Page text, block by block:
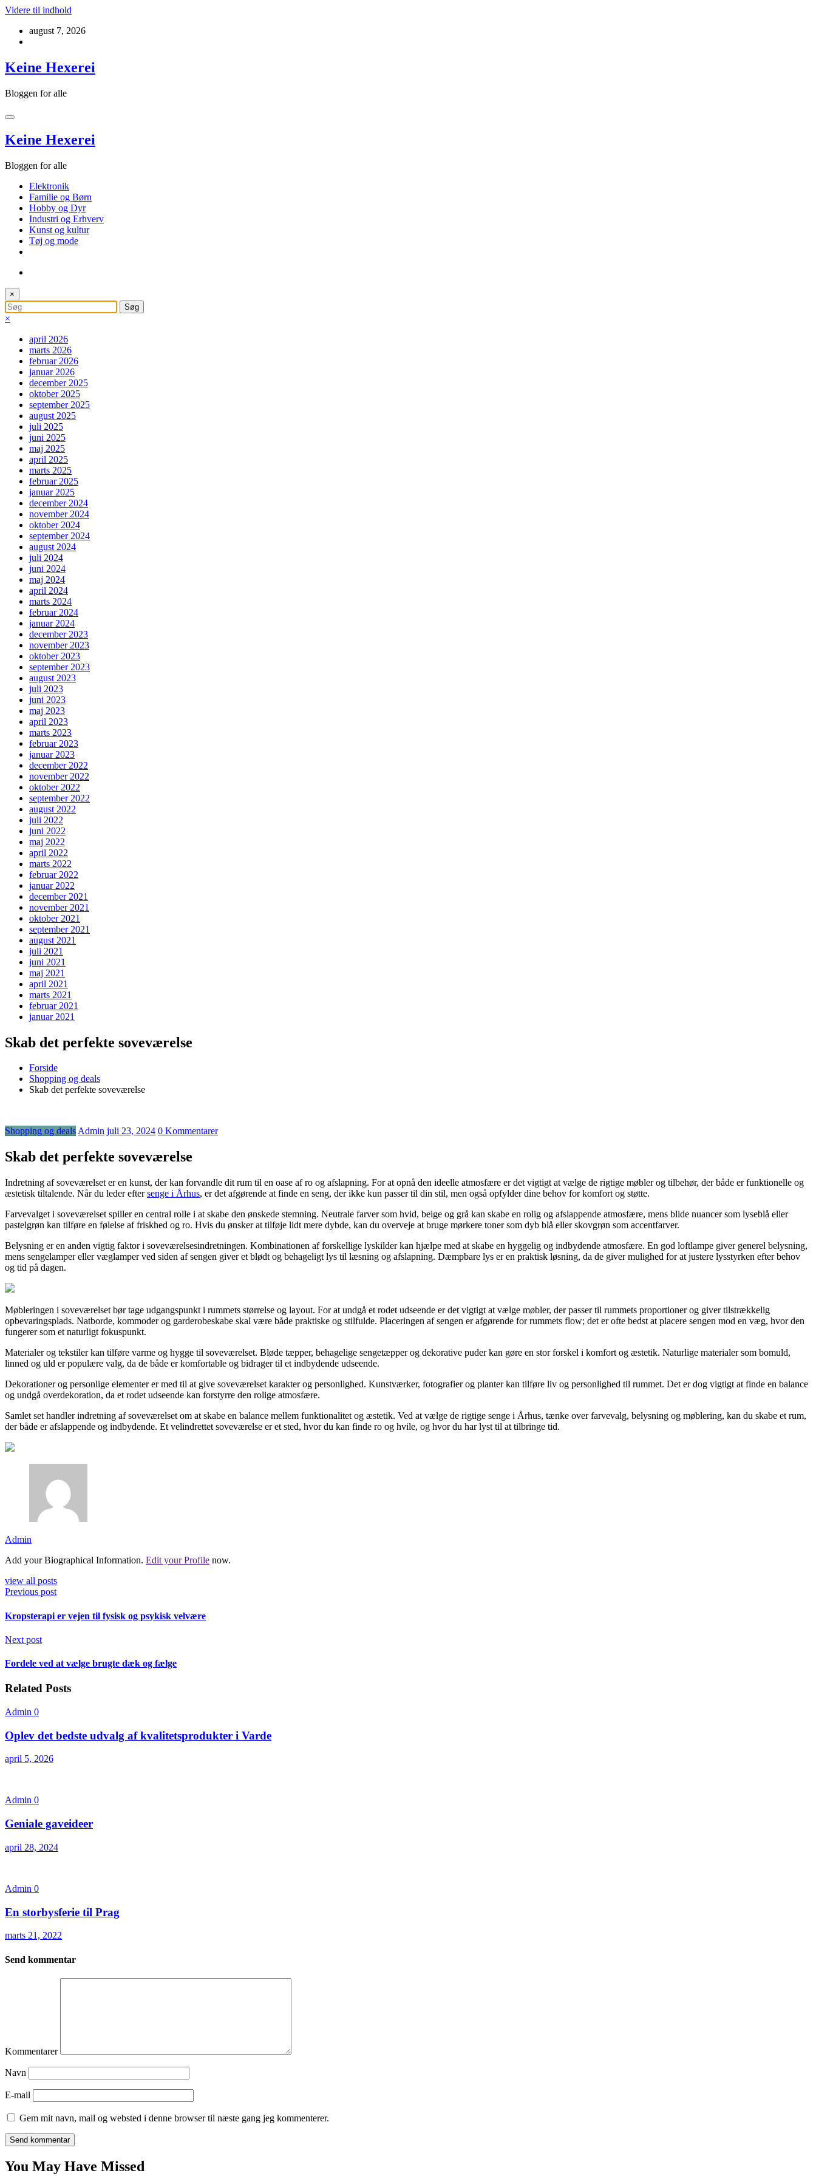
Videre til indhold
august 7, 2026
Keine Hexerei
Bloggen for alle
Keine Hexerei
Bloggen for alle
Elektronik
Familie og Børn
Hobby og Dyr
Industri og Erhverv
Kunst og kultur
Tøj og mode
×
×
april 2026
marts 2026
februar 2026
januar 2026
december 2025
oktober 2025
september 2025
august 2025
juli 2025
juni 2025
maj 2025
april 2025
marts 2025
februar 2025
januar 2025
december 2024
november 2024
oktober 2024
september 2024
august 2024
juli 2024
juni 2024
maj 2024
april 2024
marts 2024
februar 2024
januar 2024
december 2023
november 2023
oktober 2023
september 2023
august 2023
juli 2023
juni 2023
maj 2023
april 2023
marts 2023
februar 2023
januar 2023
december 2022
november 2022
oktober 2022
september 2022
august 2022
juli 2022
juni 2022
maj 2022
april 2022
marts 2022
februar 2022
januar 2022
december 2021
november 2021
oktober 2021
september 2021
august 2021
juli 2021
juni 2021
maj 2021
april 2021
marts 2021
februar 2021
januar 2021
Skab det perfekte soveværelse
Forside
Shopping og deals
Skab det perfekte soveværelse
Shopping og dealsAdmin juli 23, 2024 0 Kommentarer
Skab det perfekte soveværelse
Indretning af soveværelset er en kunst, der kan forvandle dit rum til en oase af ro og afslapning. For at opnå den ideelle atmosfære er det vigtigt at vælge de rigtige møbler og tilbehør, der både er funktionelle og
æstetisk tiltalende. Når du leder eftersenge i Århus, er det afgørende at finde en seng, der ikke kun passer til din stil, men også opfylder dine behov for komfort og støtte.
Farvevalget i soveværelset spiller en central rolle i at skabe den ønskede stemning. Neutrale farver som hvid, beige og grå kan skabe en rolig og afslappende atmosfære, mens blide nuancer som lyseblå eller
pastelgrøn kan tilføre en følelse af friskhed og ro. Hvis du ønsker at tilføje lidt mere dybde, kan du overveje at bruge mørkere toner som dyb blå eller skovgrøn som accentfarver.
Belysning er en anden vigtig faktor i soveværelsesindretningen. Kombinationen af forskellige lyskilder kan hjælpe med at skabe en hyggelig og indbydende atmosfære. En god loftlampe giver generel belysning,
mens sengelamper eller væglamper ved siden af sengen giver et blødt og behageligt lys til læsning og afslapning. Dæmpbare lys er en praktisk løsning, da de giver mulighed for at justere lysstyrken efter behov
og tid på dagen.
Møbleringen i soveværelset bør tage udgangspunkt i rummets størrelse og layout. For at undgå et rodet udseende er det vigtigt at vælge møbler, der passer til rummets proportioner og giver tilstrækkelig
opbevaringsplads. Natborde, kommoder og garderobeskabe skal være både praktiske og stilfulde. Placeringen af sengen er afgørende for rummets flow; det er ofte bedst at placere sengen mod en væg, hvor den
fungerer som et naturligt fokuspunkt.
Materialer og tekstiler kan tilføre varme og hygge til soveværelset. Bløde tæpper, behagelige sengetæpper og dekorative puder kan gøre en stor forskel i komfort og æstetik. Naturlige materialer som bomuld,
linned og uld er populære valg, da de både er komfortable og bidrager til et indbydende udseende.
Dekorationer og personlige elementer er med til at give soveværelset karakter og personlighed. Kunstværker, fotografier og planter kan tilføre liv og personlighed til rummet. Det er dog vigtigt at finde en balance
og undgå overdekoration, da et rodet udseende kan forstyrre den rolige atmosfære.
Samlet set handler indretning af soveværelset om at skabe en balance mellem funktionalitet og æstetik. Ved at vælge de rigtige senge i Århus, tænke over farvevalg, belysning og møblering, kan du skabe et rum,
der både er afslappende og indbydende. Et velindrettet soveværelse er et sted, hvor du kan finde ro og hvile, og hvor du har lyst til at tilbringe tid.
Admin
Add your Biographical Information. Edit your Profile now.
view all posts
Previous post
Kropsterapi er vejen til fysisk og psykisk velvære
Next post
Fordele ved at vælge brugte dæk og fælge
Related Posts
Admin 0
Oplev det bedste udvalg af kvalitetsprodukter i Varde
april 5, 2026
Admin 0
Geniale gaveideer
april 28, 2024
Admin 0
En storbysferie til Prag
marts 21, 2022
Send kommentar
Kommentarer
Navn
E-mail
Gem mit navn, mail og websted i denne browser til næste gang jeg kommenterer.
You May Have Missed